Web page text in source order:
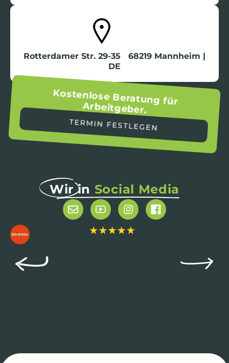
Rotterdamer Str. 29-35 68219 Mannheim |
DE
Kostenlose Beratung für
Arbeitgeber.
TERMIN FESTLEGEN
Wir in Social Media
Heike Kleen
DER SPIEGEL
„Mental Load: Diese Tools helfen bei der gerechten Aufteilung
der Familienarbeit.“